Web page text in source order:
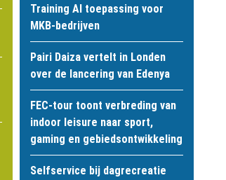
Training AI toepassing voor
MKB-bedrijven
Pairi Daiza vertelt in Londen
over de lancering van Edenya
FEC-tour toont verbreding van
indoor leisure naar sport,
gaming en gebiedsontwikkeling
Selfservice bij dagrecreatie